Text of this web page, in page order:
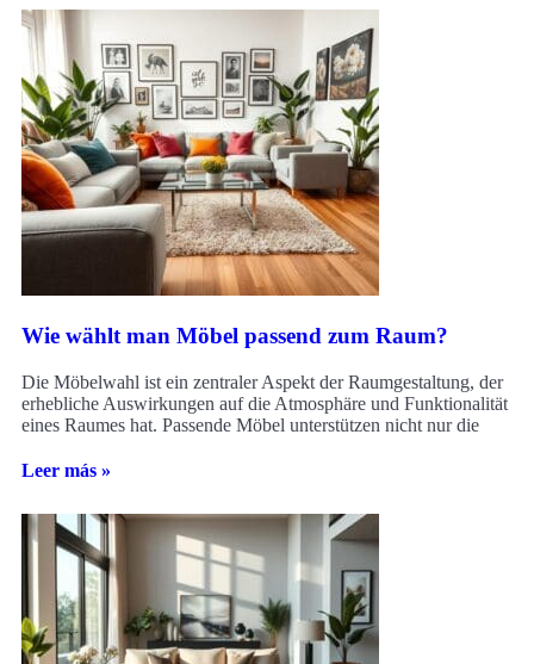
Wie wählt man Möbel passend zum Raum?
Die Möbelwahl ist ein zentraler Aspekt der Raumgestaltung, der
erhebliche Auswirkungen auf die Atmosphäre und Funktionalität
eines Raumes hat. Passende Möbel unterstützen nicht nur die
Leer más »